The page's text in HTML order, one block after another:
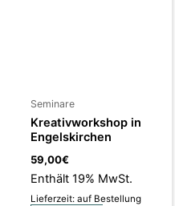
Seminare
Kreativworkshop in
Engelskirchen
59,00€
Enthält 19% MwSt.
Lieferzeit: auf Bestellung
auf
der
gewählt
werden